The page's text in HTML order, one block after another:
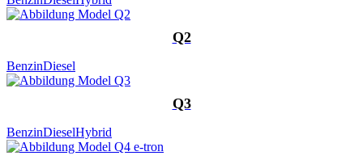
Q2
BenzinDiesel
Q3
BenzinDieselHybrid